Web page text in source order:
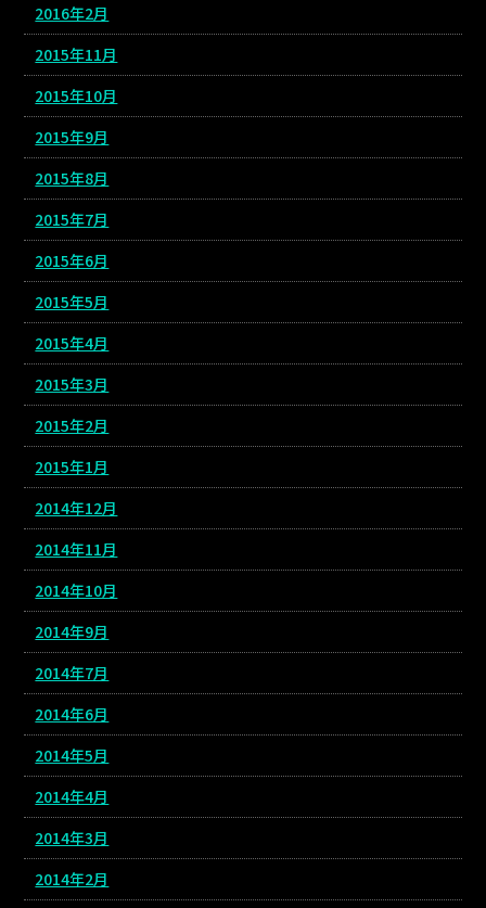
2016年2月
2015年11月
2015年10月
2015年9月
2015年8月
2015年7月
2015年6月
2015年5月
2015年4月
2015年3月
2015年2月
2015年1月
2014年12月
2014年11月
2014年10月
2014年9月
2014年7月
2014年6月
2014年5月
2014年4月
2014年3月
2014年2月